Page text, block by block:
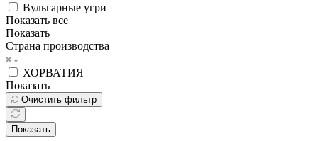
Вульгарные угри
Показать все
Показать
Страна производства
ХОРВАТИЯ
Показать
Очистить фильтр
Показать